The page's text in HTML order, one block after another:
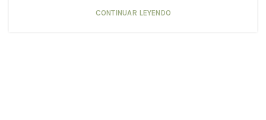
CONTINUAR LEYENDO